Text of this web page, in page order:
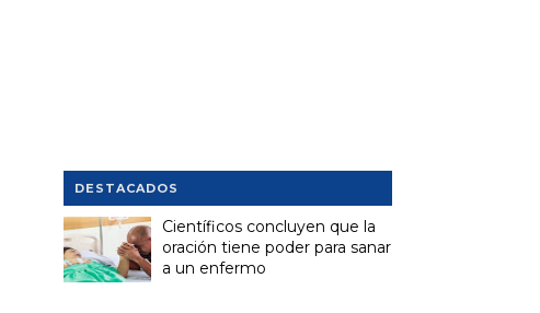
DESTACADOS
Científicos concluyen que la
oración tiene poder para sanar
a un enfermo